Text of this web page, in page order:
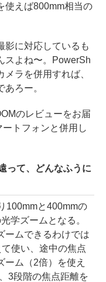
使えば800mm相当の
に対応しているも
スよね〜。PowerSh
ラを併用すれば、
ろー。
のレビューをお届
トフォンと併用し
って、どんなふうに
100mmと400mmの
学ズームとなる。
ームできるわけでは
使い、途中の焦点
ーム（2倍）を使え
3段階の焦点距離を